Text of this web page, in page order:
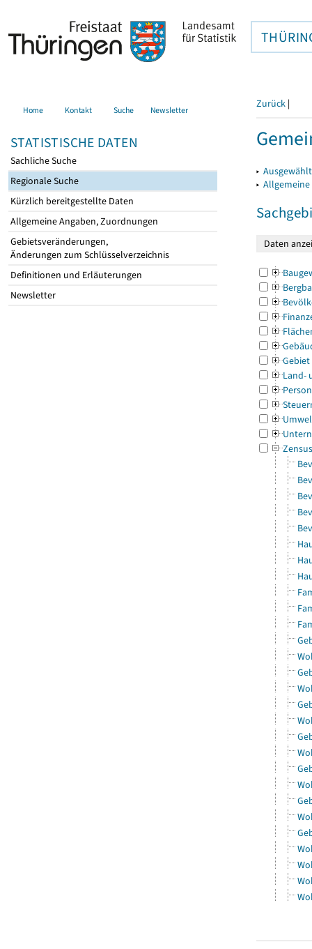
Home Kontakt Suche Newsletter
STATISTISCHE DATEN
Sachliche Suche
Regionale Suche
Kürzlich bereitgestellte Daten
Allgemeine Angaben, Zuordnungen
Gebietsveränderungen,
Änderungen zum Schlüsselverzeichnis
Definitionen und Erläuterungen
Newsletter
Zurück |
▸
▸
Gebiet
Land-
Zensus